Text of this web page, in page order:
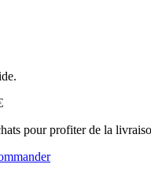
pour profiter de la